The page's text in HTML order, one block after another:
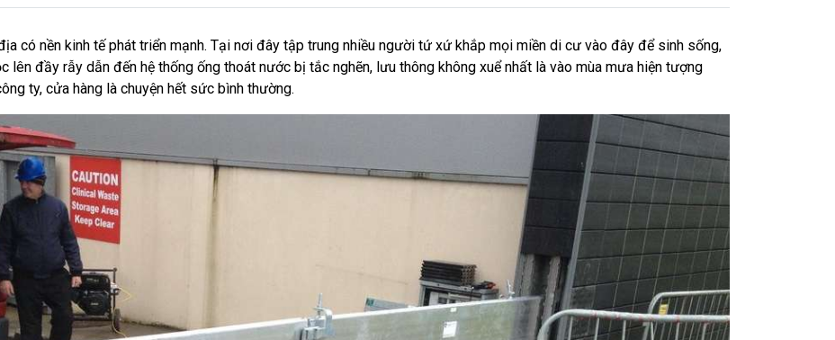
có nền kinh tế phát triển mạnh. Tại nơi đây tập trung nhiều người tứ xứ khắp mọi miền di cư vào đây để sinh sống,
lên đầy rẫy dẫn đến hệ thống ống thoát nước bị tắc nghẽn, lưu thông không xuể nhất là vào mùa mưa hiện tượng
ty, cửa hàng là chuyện hết sức bình thường.